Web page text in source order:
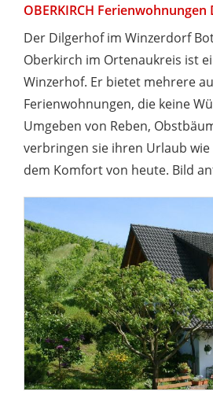
OBERKIRCH
Der Dilgerhof im Winzerdorf
Oberkirch im Ortenaukreis ist
Winzerhof. Er bietet mehrere
Ferienwohnungen, die keine
Umgeben von Reben,
verbringen sie ihren Urlaub
dem Komfort von heute. Bild